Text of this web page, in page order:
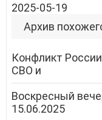
2025-05-19
Архив
Конфликт
СВО и
Воскресный
15.06.2025